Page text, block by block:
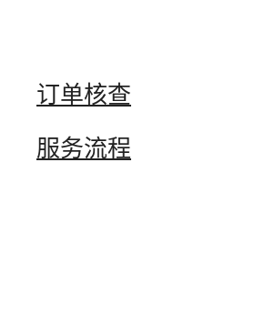
订单核查
服务流程